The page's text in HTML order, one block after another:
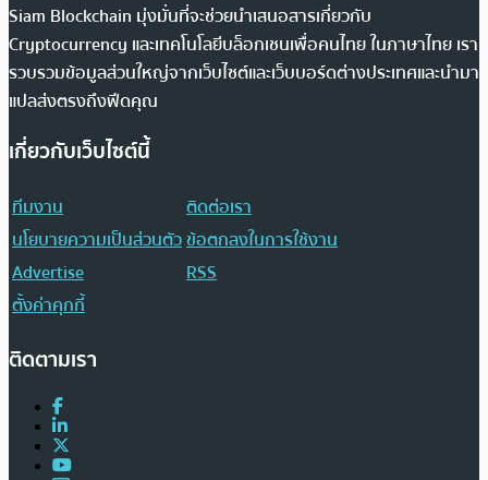
Siam Blockchain มุ่งมั่นที่จะช่วยนำเสนอสารเกี่ยวกับ
Cryptocurrency และเทคโนโลยีบล็อกเชนเพื่อคนไทย ในภาษาไทย เรา
รวบรวมข้อมูลส่วนใหญ่จากเว็บไซต์และเว็บบอร์ดต่างประเทศและนำมา
แปลส่งตรงถึงฟีดคุณ
เกี่ยวกับเว็บไซต์นี้
ทีมงาน
ติดต่อเรา
นโยบายความเป็นส่วนตัวข้อตกลงในการใช้งาน
Advertise
RSS
ตั้งค่าคุกกี้
ติดตามเรา